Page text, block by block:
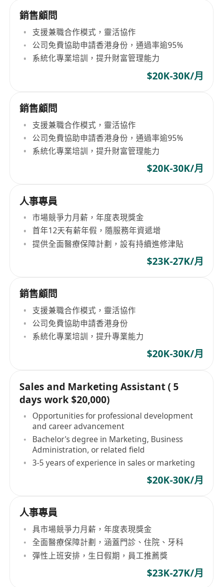
銷售顧問
支援兼職合作模式，靈活協作
公司免費協助申請香港身份，通過率逾95%
系統化專業培訓，提升財富管理能力
$20K-30K/月
銷售顧問
支援兼職合作模式，靈活協作
公司免費協助申請香港身份，通過率逾95%
系統化專業培訓，提升財富管理能力
$20K-30K/月
人事專員
市場競爭力月薪，年度表現獎金
首年12天有薪年假，隨服務年資遞增
提供全面醫療保障計劃，設有持續進修津貼
$23K-27K/月
銷售顧問
支援兼職合作模式，靈活協作
公司免費協助申請香港身份
系統化專業培訓，提升專業能力
$20K-30K/月
Sales and Marketing Assistant ( 5
days work $20,000)
Opportunities for professional development
and career advancement
Bachelor's degree in Marketing, Business
Administration, or related field
3-5 years of experience in sales or marketing
$20K-30K/月
人事專員
具市場競爭力月薪，年度表現獎金
全面醫療保障計劃，涵蓋門診、住院、牙科
彈性上班安排，生日假期，員工推薦獎
$23K-27K/月